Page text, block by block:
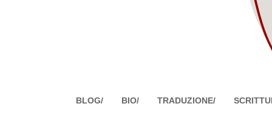
BLOG/ BIO/ TRADUZIONE/